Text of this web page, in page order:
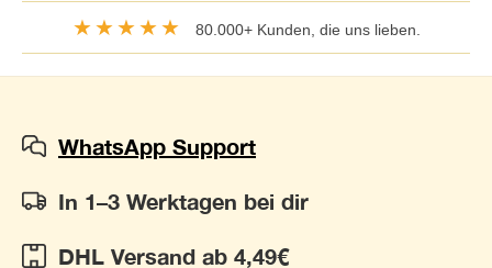
★★★★★ 80.000+ Kunden, die uns lieben.
WhatsApp Support
In 1–3 Werktagen bei dir
DHL Versand ab 4,49€